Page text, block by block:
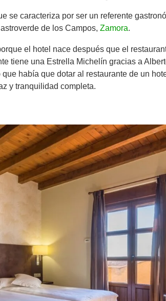
se caracteriza por ser un referente
de los Campos, Zamora.
el hotel nace después que el
tiene una Estrella Michelín gracias a
había que dotar al restaurante de un
y tranquilidad completa.